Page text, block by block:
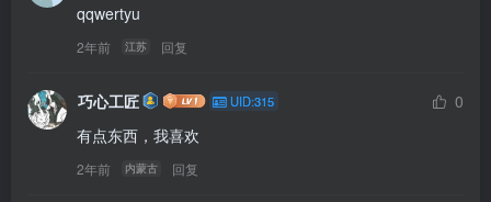
qqwertyu
2年前 江苏 回复
巧心工匠 UID:315
0
有点东西，我喜欢
2年前 内蒙古 回复